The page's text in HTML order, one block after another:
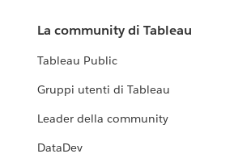
La community di Tableau
Tableau Public
Gruppi utenti di Tableau
Leader della community
DataDev